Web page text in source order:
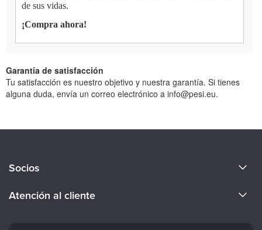
de sus vidas.
¡Compra ahora!
Garantía de satisfacción
Tu satisfacción es nuestro objetivo y nuestra garantía. Si tienes
alguna duda, envía un correo electrónico a info@pesi.eu.
Acerca de nosotros
Empleos
Socios
Evergreen Certifications
Atención al cliente